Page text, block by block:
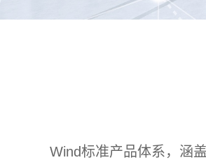
Wind标准产品体系，涵